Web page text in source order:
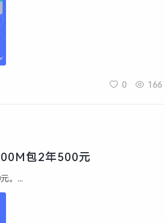
0 166
包2年500元
。...